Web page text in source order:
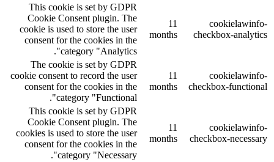
cookielawinfo-
checkbox-analytics
11
months
This cookie is set by GDPR
Cookie Consent plugin. The
cookie is used to store the user
consent for the cookies in the
category "Analytics".
cookielawinfo-
checkbox-functional
11
months
The cookie is set by GDPR
cookie consent to record the user
consent for the cookies in the
category "Functional".
cookielawinfo-
checkbox-necessary
11
months
This cookie is set by GDPR
Cookie Consent plugin. The
cookies is used to store the user
consent for the cookies in the
category "Necessary".